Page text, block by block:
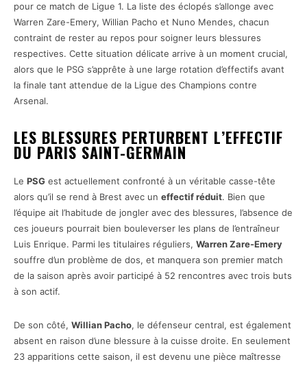
pour ce match de Ligue 1. La liste des éclopés s’allonge avec
Warren Zare-Emery, Willian Pacho et Nuno Mendes, chacun
contraint de rester au repos pour soigner leurs blessures
respectives. Cette situation délicate arrive à un moment crucial,
alors que le PSG s’apprête à une large rotation d’effectifs avant
la finale tant attendue de la Ligue des Champions contre
Arsenal.
LES BLESSURES PERTURBENT L’EFFECTIF
DU PARIS SAINT-GERMAIN
Le PSG est actuellement confronté à un véritable casse-tête
alors qu’il se rend à Brest avec un effectif réduit. Bien que
l’équipe ait l’habitude de jongler avec des blessures, l’absence de
ces joueurs pourrait bien bouleverser les plans de l’entraîneur
Luis Enrique. Parmi les titulaires réguliers, Warren Zare-Emery
souffre d’un problème de dos, et manquera son premier match
de la saison après avoir participé à 52 rencontres avec trois buts
à son actif.
De son côté, Willian Pacho, le défenseur central, est également
absent en raison d’une blessure à la cuisse droite. En seulement
23 apparitions cette saison, il est devenu une pièce maîtresse